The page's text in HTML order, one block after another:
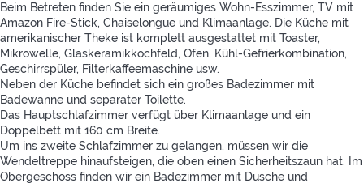
Beim Betreten finden Sie ein geräumiges Wohn-Esszimmer, TV mit
Amazon Fire-Stick, Chaiselongue und Klimaanlage. Die Küche mit
amerikanischer Theke ist komplett ausgestattet mit Toaster,
Mikrowelle, Glaskeramikkochfeld, Ofen, Kühl-Gefrierkombination,
Geschirrspüler, Filterkaffeemaschine usw.
Neben der Küche befindet sich ein großes Badezimmer mit
Badewanne und separater Toilette.
Das Hauptschlafzimmer verfügt über Klimaanlage und ein
Doppelbett mit 160 cm Breite.
Um ins zweite Schlafzimmer zu gelangen, müssen wir die
Wendeltreppe hinaufsteigen, die oben einen Sicherheitszaun hat. Im
Obergeschoss finden wir ein Badezimmer mit Dusche und